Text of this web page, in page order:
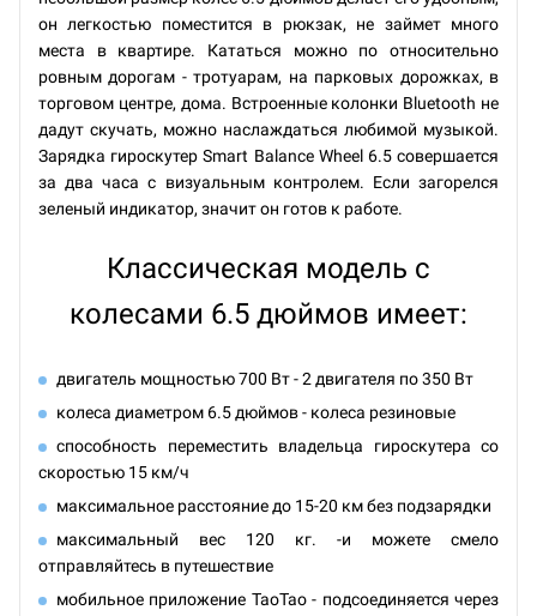
он легкостью поместится в рюкзак, не займет много
места в квартире. Кататься можно по относительно
ровным дорогам - тротуарам, на парковых дорожках, в
торговом центре, дома. Встроенные колонки Bluetooth не
дадут скучать, можно наслаждаться любимой музыкой.
Зарядка гироскутер Smart Balance Wheel 6.5 совершается
за два часа с визуальным контролем. Если загорелся
зеленый индикатор, значит он готов к работе.
Классическая модель с
колесами 6.5 дюймов имеет:
двигатель мощностью 700 Вт - 2 двигателя по 350 Вт
колеса диаметром 6.5 дюймов - колеса резиновые
способность переместить владельца гироскутера со
скоростью 15 км/ч
максимальное расстояние до 15-20 км без подзарядки
максимальный вес 120 кг. -и можете смело
отправляйтесь в путешествие
мобильное приложение TaoTao - подсоединяется через